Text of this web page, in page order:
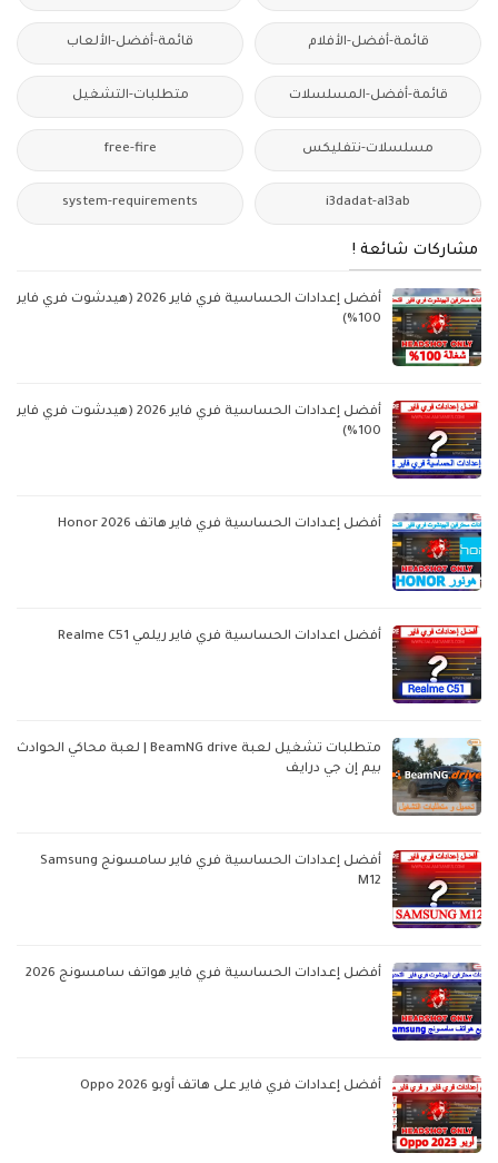
قائمة-أفضل-الأفلام قائمة-أفضل-الألعاب
قائمة-أفضل-المسلسلات متطلبات-التشغيل
مسلسلات-نتفليكس free-fire
i3dadat-al3ab
system-requirements
مشاركات شائعة !
أفضل إعدادات الحساسية فري فاير 2026 (هيدشوت فري فاير
100%)
أفضل إعدادات الحساسية فري فاير 2026 (هيدشوت فري فاير
100%)
أفضل إعدادات الحساسية فري فاير هاتف Honor 2026
أفضل اعدادات الحساسية فري فاير ريلمي Realme C51
متطلبات تشغيل لعبة BeamNG drive | لعبة محاكي الحوادث
بيم إن جي درايف
أفضل إعدادات الحساسية فري فاير سامسونج Samsung
M12
أفضل إعدادات الحساسية فري فاير هواتف سامسونج 2026
أفضل إعدادات فري فاير على هاتف أوبو Oppo 2026